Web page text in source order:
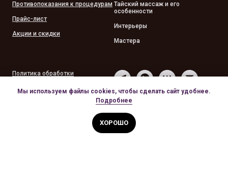
Противопоказания к процедурам
Прайс-лист
Акции и скидки
Тайский массаж и его
особенности
Интерьеры
Мастера
Политика обработки
Политика конфиденциальности
ОНЛАЙН-ЗАПИСЬ
Мы используем файлы cookies, чтобы сделать сайт удобнее.
Подробнее
ХОРОШО